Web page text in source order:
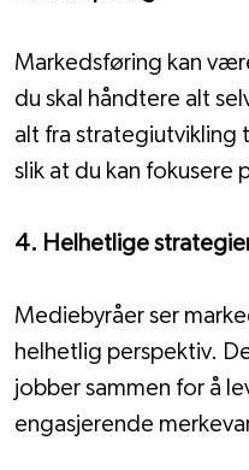
Markedsføring kan
du skal håndtere alt
alt fra strategiutvikling
slik at du kan fokusere
4. Helhetlige
Mediebyråer ser
helhetlig perspektiv.
jobber sammen for å
engasjerende